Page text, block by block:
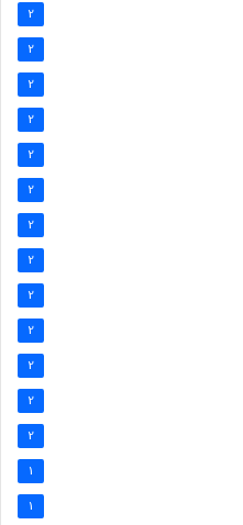
2
2
2
2
2
2
2
2
2
2
2
2
2
1
1